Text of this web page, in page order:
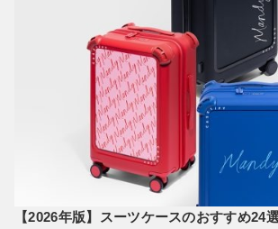
【2026年版】スーツケースのおすすめ24